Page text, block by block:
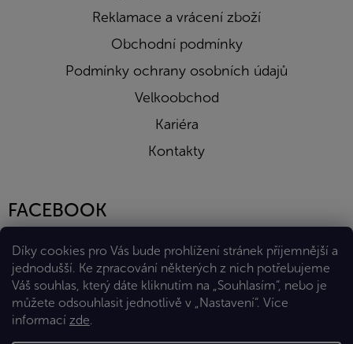
Díky cookies pro Vás bude prohlížení stránek příjemnější a
jednodušší. Ke zpracování některých z nich potřebujeme
Váš souhlas, který dáte kliknutím na „Souhlasím“, nebo je
můžete odsouhlasit jednotlivě v „Nastavení“. Více
informací zde.
Reklamace a vrácení zboží
Obchodní podmínky
Podmínky ochrany osobních údajů
Velkoobchod
Kariéra
Kontakty
FACEBOOK